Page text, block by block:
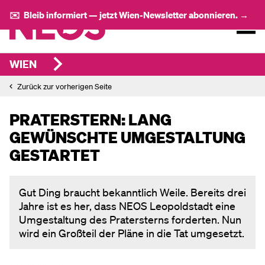
✉️ Bleib informiert — jetzt Wien-Newsletter abonnieren. →
WIEN
Zurück zur vorherigen Seite
PRATERSTERN: LANG
GEWÜNSCHTE UMGESTALTUNG
GESTARTET
Gut Ding braucht bekanntlich Weile. Bereits drei
Jahre ist es her, dass NEOS Leopoldstadt eine
Umgestaltung des Pratersterns forderten. Nun
wird ein Großteil der Pläne in die Tat umgesetzt.